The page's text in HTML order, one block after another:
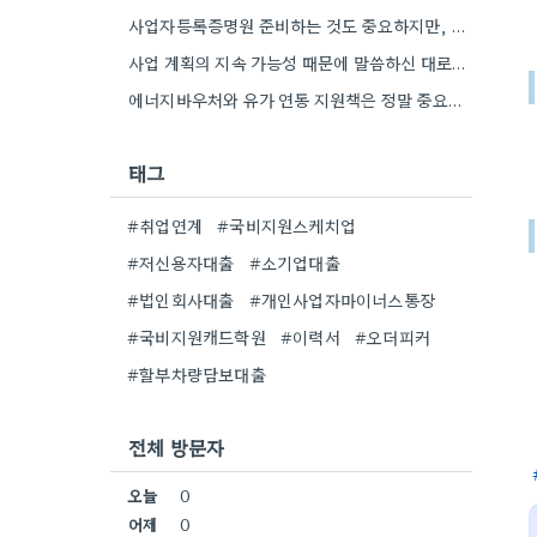
사업자등록증명원 준비하는 것도 중요하지만, 특히 최근 재무제표 유효기간 꼭 확인해야 해요. 제가 최근 사업 계획서…
사업 계획의 지속 가능성 때문에 말씀하신 대로, 재무제표 준비를 미리 해두는 게 정말 중요하네요. 특히…
에너지바우처와 유가 연동 지원책은 정말 중요한 부분인 것 같아요. 특히 농어민분들이 에너지 가격 변동에 덜…
태그
#취업연계
#국비지원스케치업
#저신용자대출
#소기업대출
#법인회사대출
#개인사업자마이너스통장
#국비지원캐드학원
#이력서
#오더피커
#할부차량담보대출
전체 방문자
오늘
0
어제
0